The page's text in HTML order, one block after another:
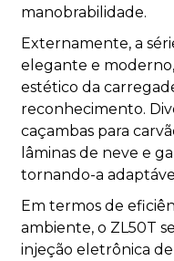
manobrabilidade.
Externamente, a
elegante e
estético da
reconhecimento.
caçambas para
lâminas de neve e
tornando-a
Em termos de
ambiente, o ZL50T
injeção eletrônica